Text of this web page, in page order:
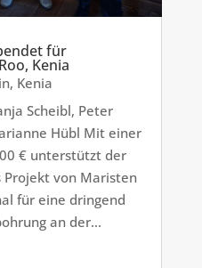
für
Kenia
, Kenia
Scheibl, Peter
Hübl Mit einer
€ unterstützt der
Projekt von Maristen
für eine dringend
an der...